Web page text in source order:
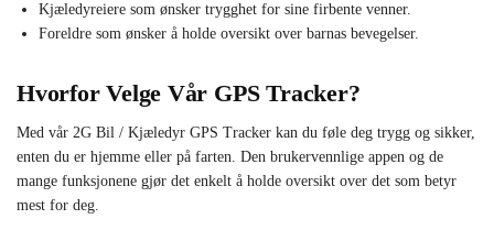
Kjæledyreiere som ønsker trygghet for sine firbente venner.
Foreldre som ønsker å holde oversikt over barnas bevegelser.
Hvorfor Velge Vår GPS Tracker?
Med vår 2G Bil / Kjæledyr GPS Tracker kan du føle deg trygg og sikker,
enten du er hjemme eller på farten. Den brukervennlige appen og de
mange funksjonene gjør det enkelt å holde oversikt over det som betyr
mest for deg.